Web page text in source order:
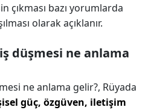
çıkması bazı yorumlarda
olarak açıklanır.
düşmesi ne anlama
ne anlama gelir?, Rüyada
güç, özgüven, iletişim